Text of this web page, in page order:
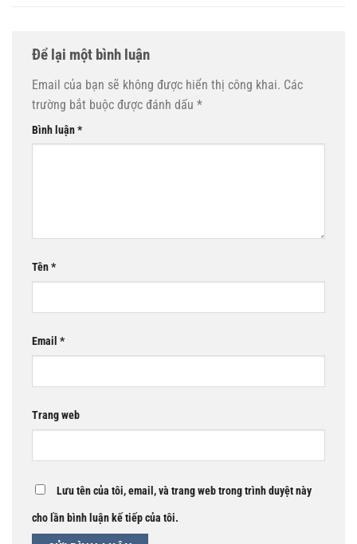
Để lại một bình luận
Email của bạn sẽ không được hiển thị công khai. Các
trường bắt buộc được đánh dấu *
Bình luận*
Tên*
Email *
Trang web
Lưu tên của tôi, email, và trang web trong trình duyệt này
cho lần bình luận kế tiếp của tôi.